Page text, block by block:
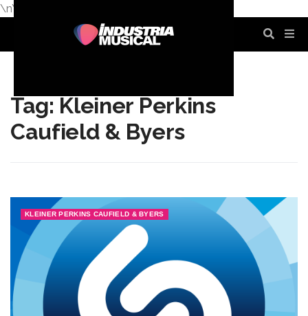
\n\n
Tag: Kleiner Perkins
Caufield & Byers
KLEINER PERKINS CAUFIELD & BYERS